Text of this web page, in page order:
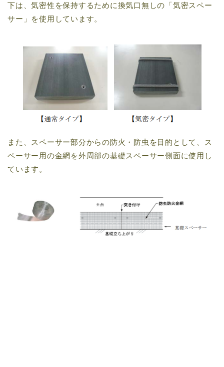
下は、気密性を保持するために換気口無しの「気密スペー
サー」を使用しています。
また、スペーサー部分からの防火・防虫を目的として、ス
ペーサー用の金網を外周部の基礎スペーサー側面に使用し
ています。